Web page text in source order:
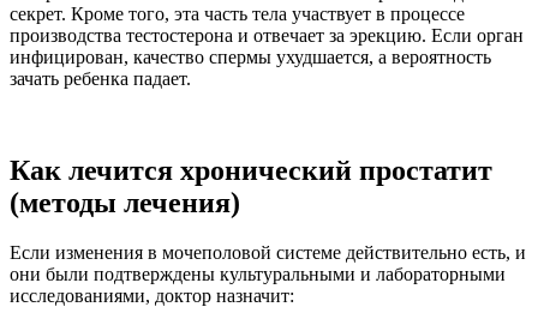
секрет. Кроме того, эта часть тела участвует в процессе
производства тестостерона и отвечает за эрекцию. Если орган
инфицирован, качество спермы ухудшается, а вероятность
зачать ребенка падает.
Как лечится хронический простатит
(методы лечения)
Если изменения в мочеполовой системе действительно есть, и
они были подтверждены культуральными и лабораторными
исследованиями, доктор назначит: